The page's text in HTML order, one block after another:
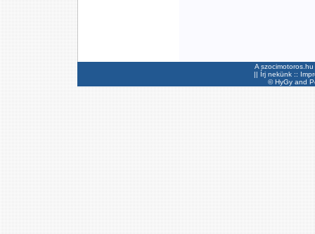
A
|| Írj nekünk ::
©HyGyand